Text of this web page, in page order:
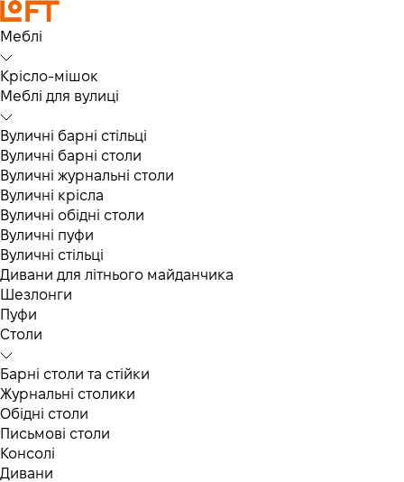
Меблі
Крісло-мішок
Меблі для вулиці
Вуличні барні стільці
Вуличні барні столи
Вуличні журнальні столи
Вуличні крісла
Вуличні обідні столи
Вуличні пуфи
Вуличні стільці
Дивани для літнього майданчика
Шезлонги
Пуфи
Столи
Барні столи та стійки
Журнальні столики
Обідні столи
Письмові столи
Консолі
Дивани